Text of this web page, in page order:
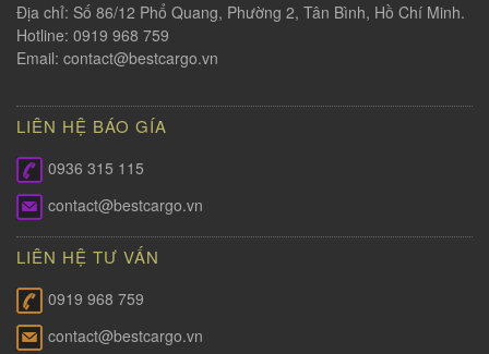
Địa chỉ: Số 86/12 Phổ Quang, Phường 2, Tân Bình, Hồ Chí Minh.
Hotline: 0919 968 759
Email: contact@bestcargo.vn
LIÊN HỆ BÁO GÍA
0936 315 115
contact@bestcargo.vn
LIÊN HỆ TƯ VẤN
0919 968 759
contact@bestcargo.vn